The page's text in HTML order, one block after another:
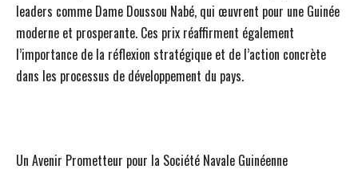
leaders comme Dame Doussou Nabé, qui œuvrent pour une Guinée
moderne et prosperante. Ces prix réaffirment également
l’importance de la réflexion stratégique et de l’action concrète
dans les processus de développement du pays.
Un Avenir Prometteur pour la Société Navale Guinéenne